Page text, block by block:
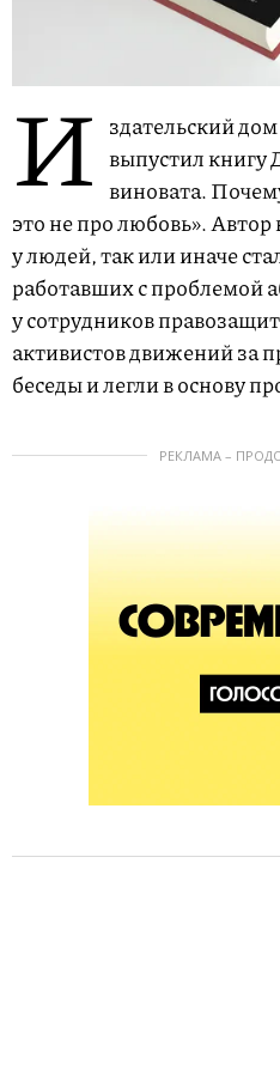
И здательский
выпустил книгу
виновата.
это не про любовь»‎.
у людей, так или иначе
работавших с проблемой
у сотрудников
активистов движений за
беседы и легли в основу
РЕКЛАМА –